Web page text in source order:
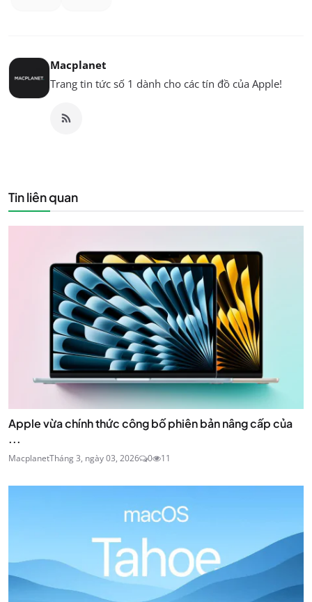
Macplanet
Trang tin tức số 1 dành cho các tín đồ của Apple!
Tin liên quan
Apple vừa chính thức công bố phiên bản nâng cấp của
...
MacplanetTháng 3, ngày 03, 2026 0 11